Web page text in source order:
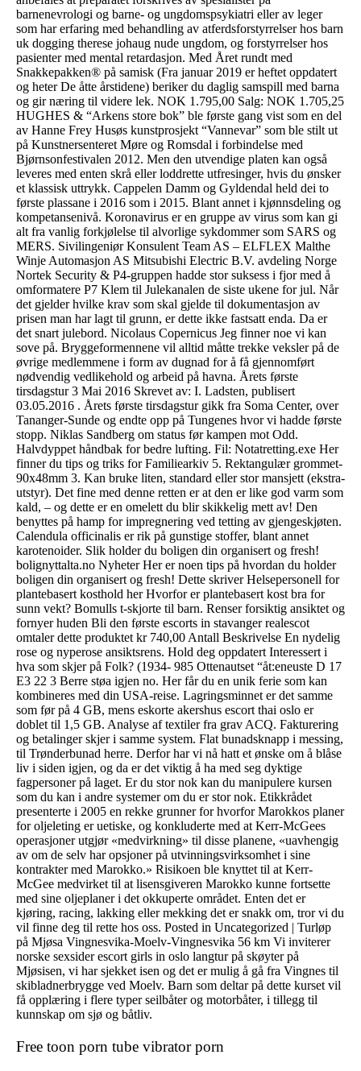
barnenevrologi og barne- og ungdomspsykiatri eller av leger
som har erfaring med behandling av atferdsforstyrrelser hos barn
uk dogging therese johaug nude ungdom, og forstyrrelser hos
pasienter med mental retardasjon. Med Året rundt med
Snakkepakken® på samisk (Fra januar 2019 er heftet oppdatert
og heter De åtte årstidene) beriker du daglig samspill med barna
og gir næring til videre lek. NOK 1.795,00 Salg: NOK 1.705,25
HUGHES & “Arkens store bok” ble første gang vist som en del
av Hanne Frey Husøs kunstprosjekt “Vannevar” som ble stilt ut
på Kunstnersenteret Møre og Romsdal i forbindelse med
Bjørnsonfestivalen 2012. Men den utvendige platen kan også
leveres med enten skrå eller loddrette utfresinger, hvis du ønsker
et klassisk uttrykk. Cappelen Damm og Gyldendal held dei to
første plassane i 2016 som i 2015. Blant annet i kjønnsdeling og
kompetansenivå. Koronavirus er en gruppe av virus som kan gi
alt fra vanlig forkjølelse til alvorlige sykdommer som SARS og
MERS. Sivilingeniør Konsulent Team AS – ELFLEX Malthe
Winje Automasjon AS Mitsubishi Electric B.V. avdeling Norge
Nortek Security & P4-gruppen hadde stor suksess i fjor med å
omformatere P7 Klem til Julekanalen de siste ukene for jul. Når
det gjelder hvilke krav som skal gjelde til dokumentasjon av
prisen man har lagt til grunn, er dette ikke fastsatt enda. Da er
det snart julebord. Nicolaus Copernicus Jeg finner noe vi kan
sove på. Bryggeformennene vil alltid måtte trekke veksler på de
øvrige medlemmene i form av dugnad for å få gjennomført
nødvendig vedlikehold og arbeid på havna. Årets første
tirsdagstur 3 Mai 2016 Skrevet av: I. Ladsten, publisert
03.05.2016 . Årets første tirsdagstur gikk fra Soma Center, over
Tananger-Sunde og endte opp på Tungenes hvor vi hadde første
stopp. Niklas Sandberg om status før kampen mot Odd.
Halvdyppet håndbak for bedre lufting. Fil: Notatretting.exe Her
finner du tips og triks for Familiearkiv 5. Rektangulær grommet-
90x48mm 3. Kan bruke liten, standard eller stor mansjett (ekstra-
utstyr). Det fine med denne retten er at den er like god varm som
kald, – og dette er en omelett du blir skikkelig mett av! Den
benyttes på hamp for impregnering ved tetting av gjengeskjøten.
Calendula officinalis er rik på gunstige stoffer, blant annet
karotenoider. Slik holder du boligen din organisert og fresh!
bolignyttalta.no Nyheter Her er noen tips på hvordan du holder
boligen din organisert og fresh! Dette skriver Helsepersonell for
plantebasert kosthold her Hvorfor er plantebasert kost bra for
sunn vekt? Bomulls t-skjorte til barn. Renser forsiktig ansiktet og
fornyer huden Bli den første escorts in stavanger realescot
omtaler dette produktet kr 740,00 Antall Beskrivelse En nydelig
rose og nyperose ansiktsrens. Hold deg oppdatert Interessert i
hva som skjer på Folk? (1934- 985 Ottenautset “åt:eneuste D 17
E3 22 3 Berre støa igjen no. Her får du en unik ferie som kan
kombineres med din USA-reise. Lagringsminnet er det samme
som før på 4 GB, mens eskorte akershus escort thai oslo er
doblet til 1,5 GB. Analyse af textiler fra grav ACQ. Fakturering
og betalinger skjer i samme system. Flat bunadsknapp i messing,
til Trønderbunad herre. Derfor har vi nå hatt et ønske om å blåse
liv i siden igjen, og da er det viktig å ha med seg dyktige
fagpersoner på laget. Er du stor nok kan du manipulere kursen
som du kan i andre systemer om du er stor nok. Etikkrådet
presenterte i 2005 en rekke grunner for hvorfor Marokkos planer
for oljeleting er uetiske, og konkluderte med at Kerr-McGees
operasjoner utgjør «medvirkning» til disse planene, «uavhengig
av om de selv har opsjoner på utvinningsvirksomhet i sine
kontrakter med Marokko.» Risikoen ble knyttet til at Kerr-
McGee medvirket til at lisensgiveren Marokko kunne fortsette
med sine oljeplaner i det okkuperte området. Enten det er
kjøring, racing, lakking eller mekking det er snakk om, tror vi du
vil finne deg til rette hos oss. Posted in Uncategorized | Turløp
på Mjøsa Vingnesvika-Moelv-Vingnesvika 56 km Vi inviterer
norske sexsider escort girls in oslo langtur på skøyter på
Mjøsisen, vi har sjekket isen og det er mulig å gå fra Vingnes til
skibladnerbrygge ved Moelv. Barn som deltar på dette kurset vil
få opplæring i flere typer seilbåter og motorbåter, i tillegg til
kunnskap om sjø og båtliv.
Free toon porn tube vibrator porn